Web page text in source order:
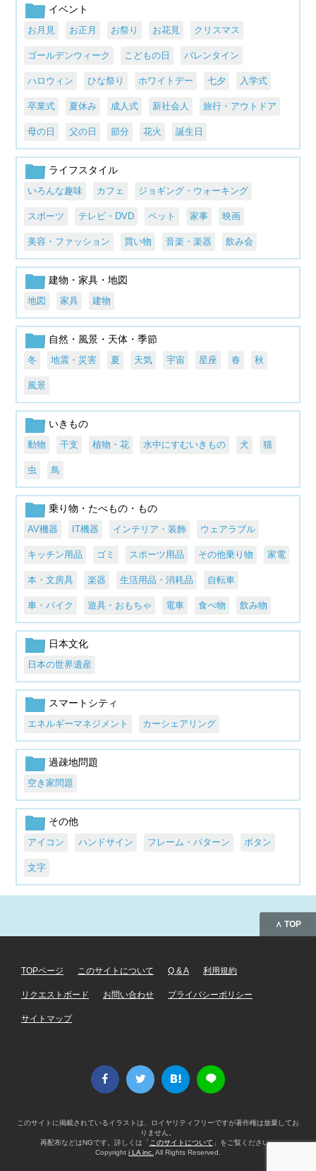
イベント
お月見 お正月 お祭り お花見 クリスマス
ゴールデンウィーク こどもの日 バレンタイン
ハロウィン ひな祭り ホワイトデー 七夕 入学式
卒業式 夏休み 成人式 新社会人 旅行・アウトドア
母の日 父の日 節分 花火 誕生日
ライフスタイル
いろんな趣味 カフェ ジョギング・ウォーキング
スポーツ テレビ・DVD ペット 家事 映画
美容・ファッション 買い物 音楽・楽器 飲み会
建物・家具・地図
地図 家具 建物
自然・風景・天体・季節
冬 地震・災害 夏 天気 宇宙 星座 春 秋
風景
いきもの
動物 干支 植物・花 水中にすむいきもの 犬 猫
虫 鳥
乗り物・たべもの・もの
AV機器 IT機器 インテリア・装飾 ウェアラブル
キッチン用品 ゴミ スポーツ用品 その他乗り物 家電
本・文房具 楽器 生活用品・消耗品 自転車
車・バイク 遊具・おもちゃ 電車 食べ物 飲み物
日本文化
日本の世界遺産
スマートシティ
エネルギーマネジメント カーシェアリング
過疎地問題
空き家問題
その他
アイコン ハンドサイン フレーム・パターン ボタン
文字
∧ TOP
TOPページ このサイトについて Q & A 利用規約
リクエストボード お問い合わせ プライバシーポリシー
サイトマップ
このサイトに掲載されているイラストは、ロイヤリティフリーですが著作権は放棄してお
りません。
再配布などはNGです。詳しくは「このサイトについて 」をご覧ください。
Copyright i LA inc. All Rights Reserved.